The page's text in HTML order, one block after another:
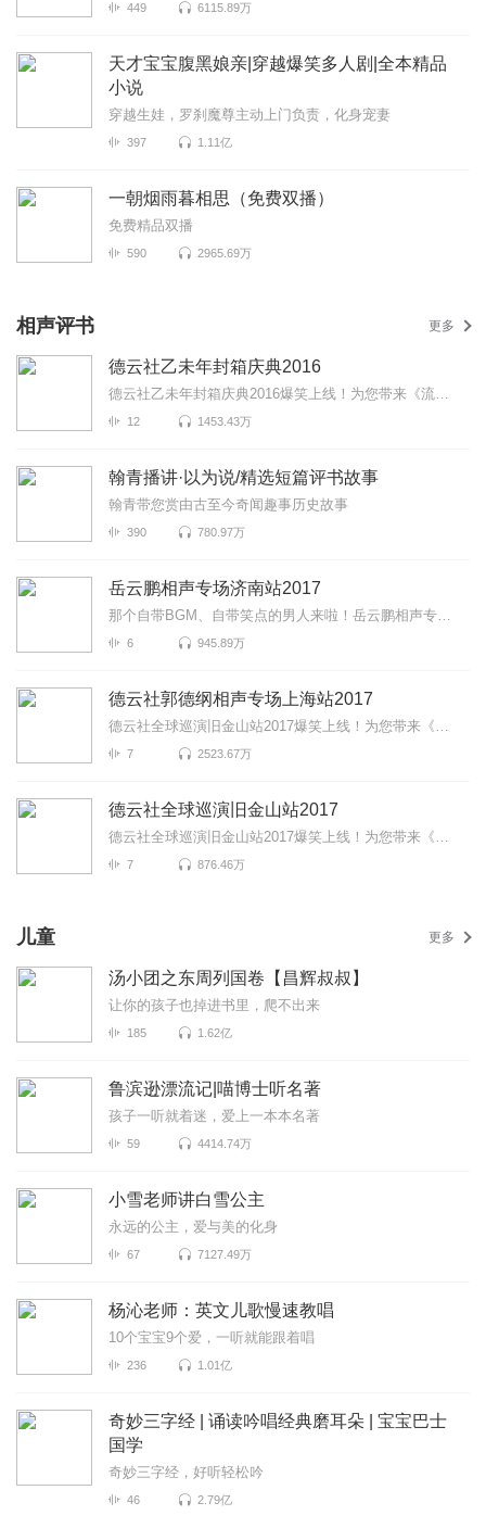
449 6115.89万
天才宝宝腹黑娘亲|穿越爆笑多人剧|全本精品
小说
穿越生娃，罗刹魔尊主动上门负责，化身宠妻
397 1.11亿
一朝烟雨暮相思（免费双播）
免费精品双播
590 2965.69万
相声评书 更多
德云社乙未年封箱庆典2016
德云社乙未年封箱庆典2016爆笑上线！为您带来《流金岁月》《唱大戏》《师徒父子》等高能相声！各种爆笑...
12 1453.43万
翰青播讲·以为说/精选短篇评书故事
翰青带您赏由古至今奇闻趣事历史故事
390 780.97万
岳云鹏相声专场济南站2017
那个自带BGM、自带笑点的男人来啦！岳云鹏相声专场济南站2017爆笑来袭！更有《学歌曲》《学聋哑》《写对...
6 945.89万
德云社郭德纲相声专场上海站2017
德云社全球巡演旧金山站2017爆笑上线！为您带来《说学逗胖》《恭喜发财》《郭大文豪》等高能相声！各种...
7 2523.67万
德云社全球巡演旧金山站2017
德云社全球巡演旧金山站2017爆笑上线！为您带来《童年故事》《富贵有余》《爱情传奇》等高能相声！各种...
7 876.46万
儿童 更多
汤小团之东周列国卷【昌辉叔叔】
让你的孩子也掉进书里，爬不出来
185 1.62亿
鲁滨逊漂流记|喵博士听名著
孩子一听就着迷，爱上一本本名著
59 4414.74万
小雪老师讲白雪公主
永远的公主，爱与美的化身
67 7127.49万
杨沁老师：英文儿歌慢速教唱
10个宝宝9个爱，一听就能跟着唱
236 1.01亿
奇妙三字经 | 诵读吟唱经典磨耳朵 | 宝宝巴士
国学
奇妙三字经，好听轻松吟
46 2.79亿